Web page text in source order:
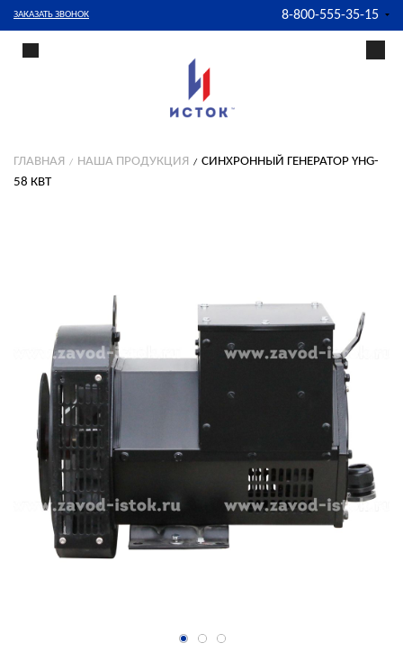
ЗАКАЗАТЬ ЗВОНОК 8-800-555-35-15
ГЛАВНАЯ НАША ПРОДУКЦИЯ
СИНХРОННЫЙ ГЕНЕРАТОР YHG-
58 КВТ